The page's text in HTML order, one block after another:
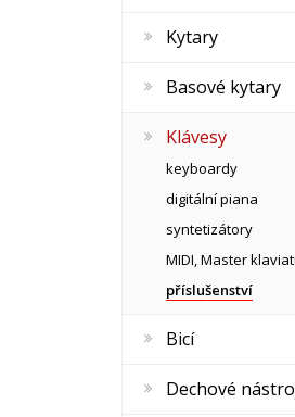
Kytary
Basové kytary
Klávesy
keyboardy
digitální piana
syntetizátory
MIDI, Master
příslušenství
Bicí
Dechové